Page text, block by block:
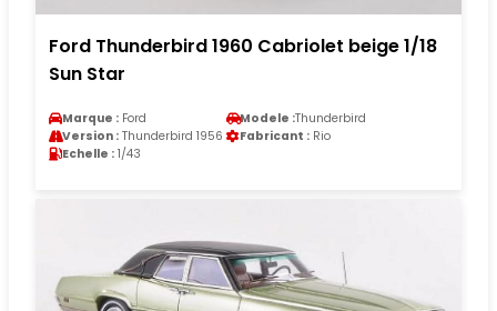
Ford Thunderbird 1960 Cabriolet beige 1/18
Sun Star
Marque : Ford Modele :Thunderbird
Version : Thunderbird 1956 Fabricant : Rio
Echelle : 1/43